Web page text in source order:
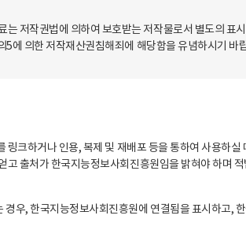
저작권법에 의하여 보호받는 저작물로서 별도의
에 의한 저작재산권침해죄에 해당함을 유념하시기 바
크하거나 인용, 복제 및 재배포 등을 통하여 사용하
출처가 한국지능정보사회진흥원임을 밝혀야 하며
우, 한국지능정보사회진흥원에 연결됨을 표시하고